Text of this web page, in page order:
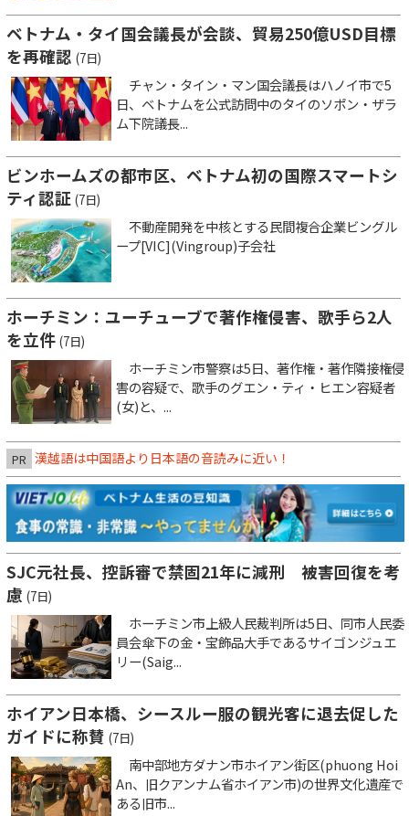
ベトナム・タイ国会議長が会談、貿易250億USD目標
を再確認 (7日)
チャン・タイン・マン国会議長はハノイ市で5
日、ベトナムを公式訪問中のタイのソポン・ザラ
ム下院議長...
ビンホームズの都市区、ベトナム初の国際スマートシ
ティ認証 (7日)
不動産開発を中核とする民間複合企業ビングル
ープ[VIC](Vingroup)子会社
ホーチミン：ユーチューブで著作権侵害、歌手ら2人
を立件 (7日)
ホーチミン市警察は5日、著作権・著作隣接権侵
害の容疑で、歌手のグエン・ティ・ヒエン容疑者
(女)と、...
PR 漢越語は中国語より日本語の音読みに近い！
SJC元社長、控訴審で禁固21年に減刑 被害回復を考
慮 (7日)
ホーチミン市上級人民裁判所は5日、同市人民委
員会傘下の金・宝飾品大手であるサイゴンジュエ
リー(Saig...
ホイアン日本橋、シースルー服の観光客に退去促した
ガイドに称賛 (7日)
南中部地方ダナン市ホイアン街区(phuong Hoi
An、旧クアンナム省ホイアン市)の世界文化遺産で
ある旧市...